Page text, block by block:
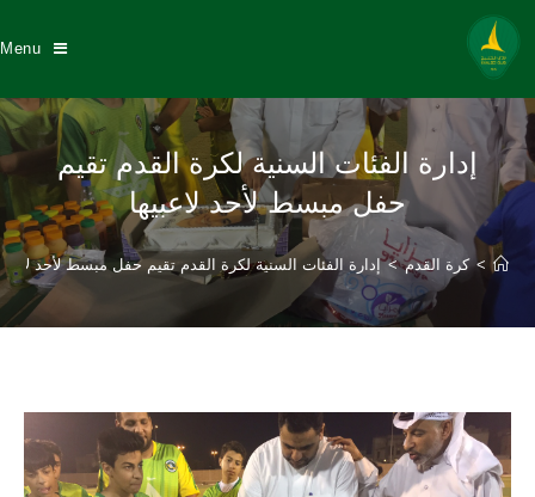
Menu
إدارة الفئات السنية لكرة القدم تقيم
حفل مبسط لأحد لاعبيها
> كرة القدم > إدارة الفئات السنية لكرة القدم تقيم حفل مبسط لأحد